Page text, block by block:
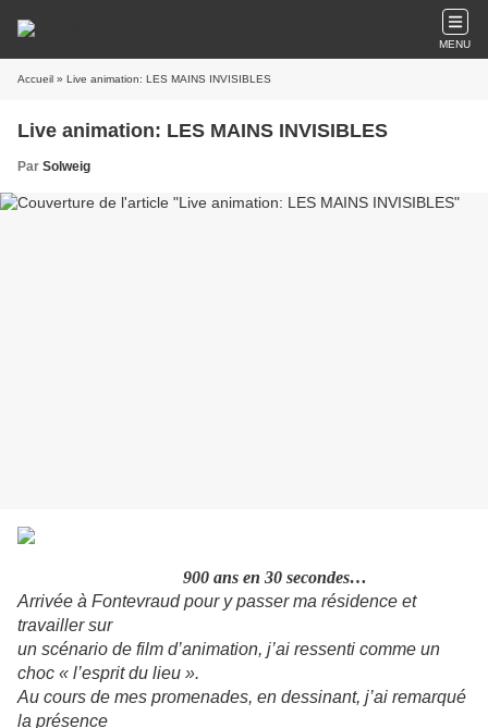
MENU
Accueil » Live animation: LES MAINS INVISIBLES
Live animation: LES MAINS INVISIBLES
Par Solweig
900 ans en 30 secondes…
Arrivée à Fontevraud pour y passer ma résidence et
travailler sur
un scénario de film d’animation, j’ai ressenti comme un
choc « l’esprit du lieu ».
Au cours de mes promenades, en dessinant, j’ai remarqué
la présence